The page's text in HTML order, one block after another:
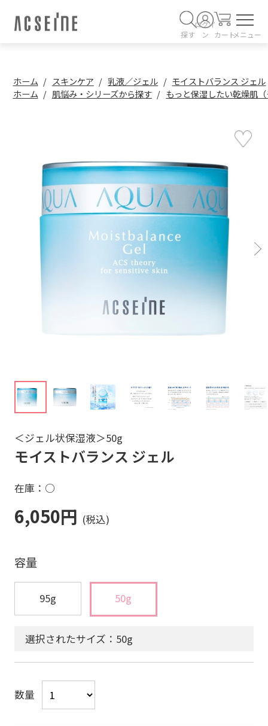
探す
ログイ
ン
カートメニュー
ホーム スキンケア 乳液／ジェル
モイストバランス ジェル
ホーム
肌悩み・シリーズから探す もっと保湿したい乾燥肌
＜ジェル状保湿液＞50g
モイストバランス ジェル
在庫：○
6,050円
容量
95g 50g
選択されたサイズ：50g
数量